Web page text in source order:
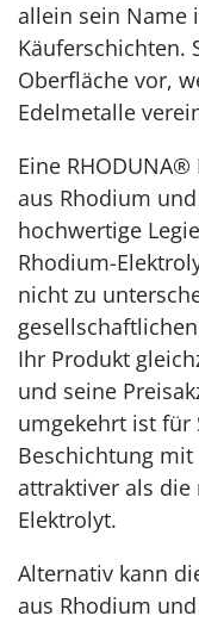
allein sein Name
Käuferschichten.
Oberfläche vor,
Edelmetalle
Eine
aus Rhodium
hochwertige
Rhodium-
nicht zu
Ihr Produkt
und seine
umgekehrt ist für
Beschichtung mit
attraktiver als
Elektrolyt.
Alternativ kann
aus Rhodium